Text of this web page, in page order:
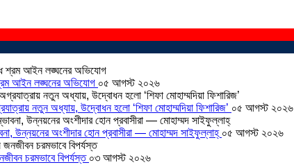
শ্রম আইন লঙ্ঘনের অভিযোগ ০৫ আগস্ট ২০২৬
নতুন অধ্যায়, উদ্বোধন হলো ‘শিফা মোহাম্মদিয়া ফিশারিজ’ ০৫ আগস্ট ২০২৬
উন্নয়নের অংশীদার হোন প্রবাসীরা — মোহাম্মদ সাইফুল্লাহ্ ০৫ আগস্ট ২০২৬
চরমভাবে বিপর্যস্ত ০৩ আগস্ট ২০২৬